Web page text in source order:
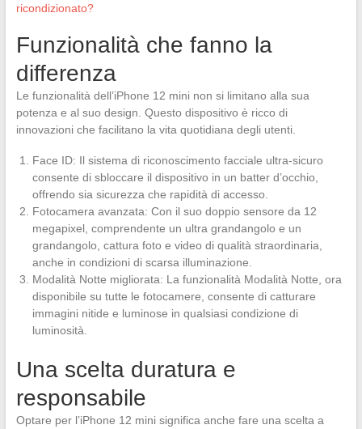
ricondizionato?
Funzionalità che fanno la
differenza
Le funzionalità dell’iPhone 12 mini non si limitano alla sua
potenza e al suo design. Questo dispositivo è ricco di
innovazioni che facilitano la vita quotidiana degli utenti.
Face ID: Il sistema di riconoscimento facciale ultra-sicuro
consente di sbloccare il dispositivo in un batter d’occhio,
offrendo sia sicurezza che rapidità di accesso.
Fotocamera avanzata: Con il suo doppio sensore da 12
megapixel, comprendente un ultra grandangolo e un
grandangolo, cattura foto e video di qualità straordinaria,
anche in condizioni di scarsa illuminazione.
Modalità Notte migliorata: La funzionalità Modalità Notte, ora
disponibile su tutte le fotocamere, consente di catturare
immagini nitide e luminose in qualsiasi condizione di
luminosità.
Una scelta duratura e
responsabile
Optare per l’iPhone 12 mini significa anche fare una scelta a